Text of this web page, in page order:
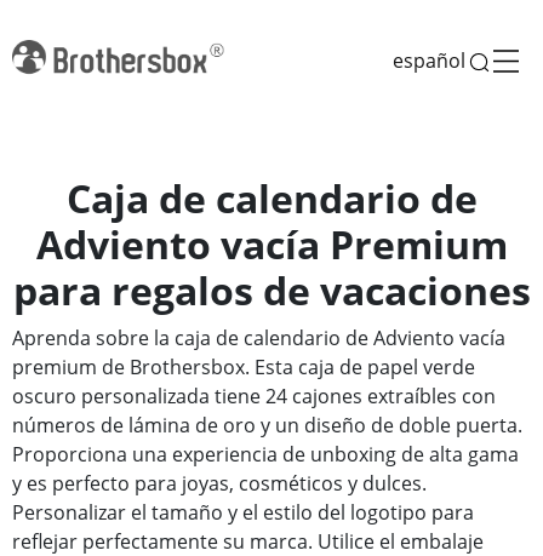
español
Caja de calendario de
Adviento vacía Premium
para regalos de vacaciones
Aprenda sobre la caja de calendario de Adviento vacía
premium de Brothersbox. Esta caja de papel verde
oscuro personalizada tiene 24 cajones extraíbles con
números de lámina de oro y un diseño de doble puerta.
Proporciona una experiencia de unboxing de alta gama
y es perfecto para joyas, cosméticos y dulces.
Personalizar el tamaño y el estilo del logotipo para
reflejar perfectamente su marca. Utilice el embalaje